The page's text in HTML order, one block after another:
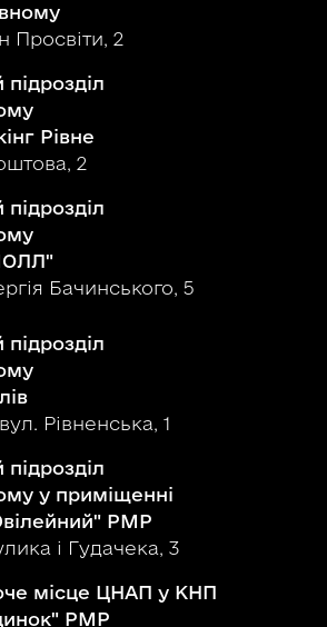
Просвіти, 2
Рівне
2
Бачинського, 5
Рівненська, 1
у приміщенні
РМР
і Гудачека, 3
місце ЦНАП у КНП
РМР